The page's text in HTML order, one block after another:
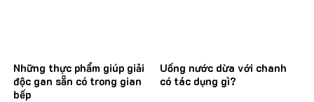
Những thực phẩm giúp giải
độc gan sẵn có trong gian
bếp
Uống nước dừa với chanh
có tác dụng gì?